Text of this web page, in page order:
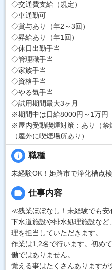
◇交通費支給（規定）
◇車通勤可
◇賞与あり（年2～3回）
◇昇給あり（年1回）
◇休日出勤手当
◇管理職手当
◇家族手当
◇資格手当
◇やる気手当
◇試用期間最大3ヶ月
※期間中は日給8000円～1万円
※屋内受動喫煙対策：あり（禁
（屋外に喫煙場所あり）
info 職種
未経験OK！姫路市で浄化槽点
label 仕事内容
≪残業ほぼなし！未経験でも
下水道施設や排水処理施設な
理を担当していただきます。
作業は1,2名で行います。初め
働ではありません。
覚える事はたくさんあります